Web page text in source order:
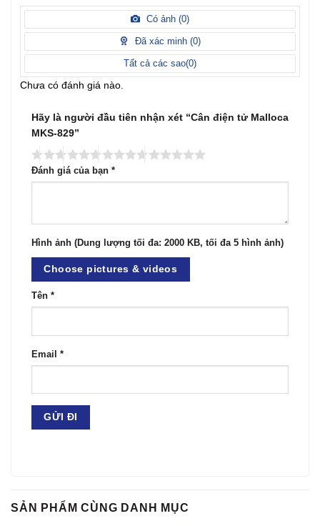
điểm
1
điểm
Có ảnh (0)
Đã xác minh (0)
Tất cả các sao(0)
Chưa có đánh giá nào.
Hãy là người đầu tiên nhận xét “Cân điện tử Malloca
MKS-829”
Đánh giá của bạn *
Hình ảnh (Dung lượng tối đa: 2000 KB, tối đa 5 hình ảnh)
Choose pictures & videos
Tên *
Email *
SẢN PHẨM CÙNG DANH MỤC